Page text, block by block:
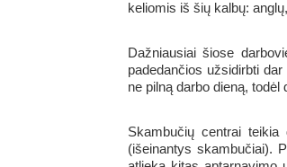
keliomis iš šių kalbų:
Dažniausiai šiose
padedančios užsidirbti
ne pilną darbo dieną,
Skambučių centrai
(išeinantys skambučiai).